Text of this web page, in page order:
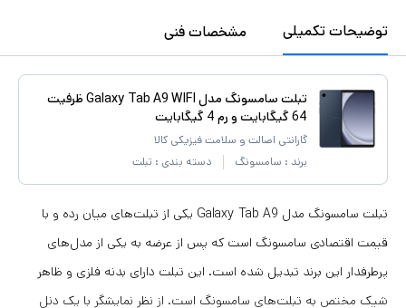
توضیحات تکمیلی مشخصات فنی
تبلت سامسونگ مدل Galaxy Tab A9 WIFI ظرفیت
64 گیگابایت و رم 4 گیگابایت
گارانتی اصالت و سلامت فیزیکی کالا
برند : سامسونگ دسته بندی : تبلت
تبلت سامسونگ مدل Galaxy Tab A9 یکی از تبلت‌های میان رده و با
قیمت اقتصادی سامسونگ است که پس از عرضه به یکی از مدل‌های
پرطرفدار این برند تبدیل شده است. این تبلت دارای بدنه فلزی و ظاهر
شیک مختص به تبلت‌های سامسونگ است. از نظر نمایشگر با یک دنل